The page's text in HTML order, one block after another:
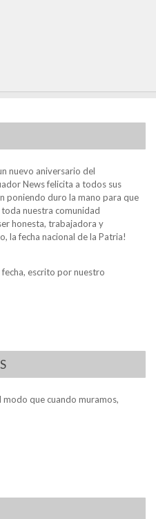
nuevo aniversario del
News felicita a todos sus
poniendo duro la mano para que
nuestra comunidad
honesta, trabajadora y
la fecha nacional de la Patria!
escrito por nuestro
que cuando muramos,